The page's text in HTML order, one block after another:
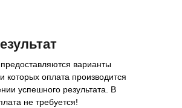
варианты
которых оплата производится
успешного результата. В
не требуется!